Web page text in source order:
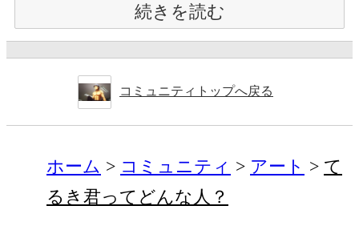
続きを読む
コミュニティトップへ戻る
ホーム コミュニティ アート
て
るき君ってどんな人？